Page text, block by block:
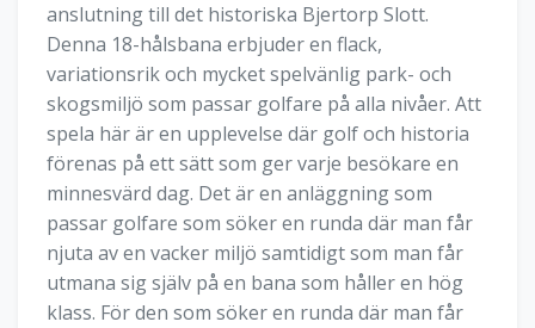
anslutning till det historiska Bjertorp Slott.
Denna 18-hålsbana erbjuder en flack,
variationsrik och mycket spelvänlig park- och
skogsmiljö som passar golfare på alla nivåer. Att
spela här är en upplevelse där golf och historia
förenas på ett sätt som ger varje besökare en
minnesvärd dag. Det är en anläggning som
passar golfare som söker en runda där man får
njuta av en vacker miljö samtidigt som man får
utmana sig själv på en bana som håller en hög
klass. För den som söker en runda där man får